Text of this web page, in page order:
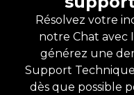
Résolvez votre
notre Chat avec
générez une
Support
dès que possible